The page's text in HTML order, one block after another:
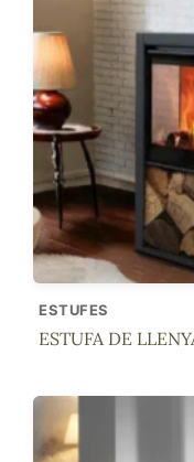
ESTUFES
ESTUFA DE